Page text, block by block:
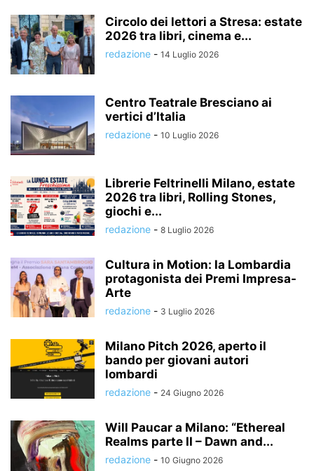
Circolo dei lettori a Stresa: estate
2026 tra libri, cinema e...
redazione - 14 Luglio 2026
Centro Teatrale Bresciano ai
vertici d’Italia
redazione - 10 Luglio 2026
Librerie Feltrinelli Milano, estate
2026 tra libri, Rolling Stones,
giochi e...
redazione - 8 Luglio 2026
Cultura in Motion: la Lombardia
protagonista dei Premi Impresa-
Arte
redazione - 3 Luglio 2026
Milano Pitch 2026, aperto il
bando per giovani autori
lombardi
redazione - 24 Giugno 2026
Will Paucar a Milano: “Ethereal
Realms parte II – Dawn and...
redazione - 10 Giugno 2026